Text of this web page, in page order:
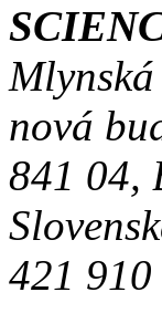
nová
841 04,
421